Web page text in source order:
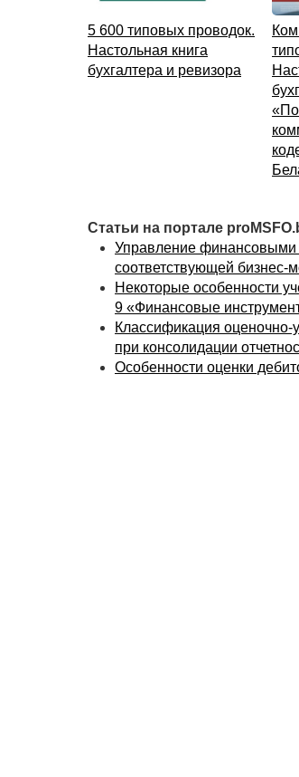
5 600 типовых проводок.
Настольная книга
бухгалтера и ревизора
Статьи на портале
Управление финансовыми
соответствующей бизнес-
Некоторые особенности
9 «Финансовые
Классификация
при консолидации
Особенности оценки